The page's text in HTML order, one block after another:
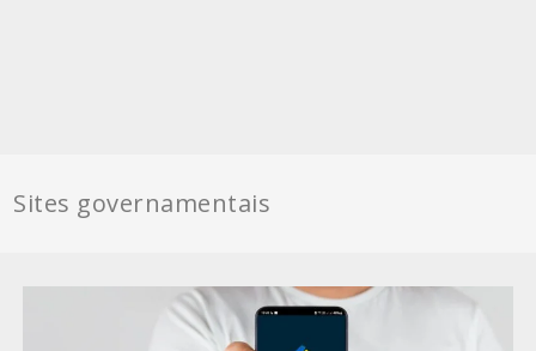
Sites governamentais